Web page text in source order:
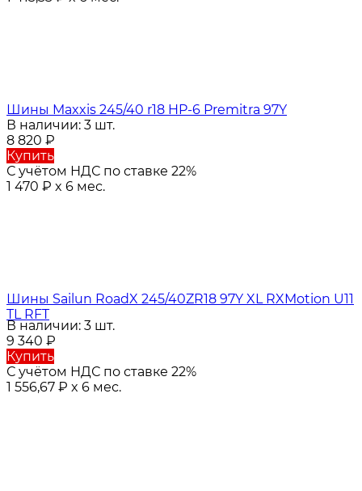
Шины Maxxis 245/40 r18 HP-6 Premitra 97Y
В наличии: 3 шт.
8 820 ₽
Купить
С учётом НДС по ставке 22%
1 470 ₽ x 6 мес.
Шины Sailun RoadX 245/40ZR18 97Y XL RXMotion U11
TL RFT
В наличии: 3 шт.
9 340 ₽
Купить
С учётом НДС по ставке 22%
1 556,67 ₽ x 6 мес.